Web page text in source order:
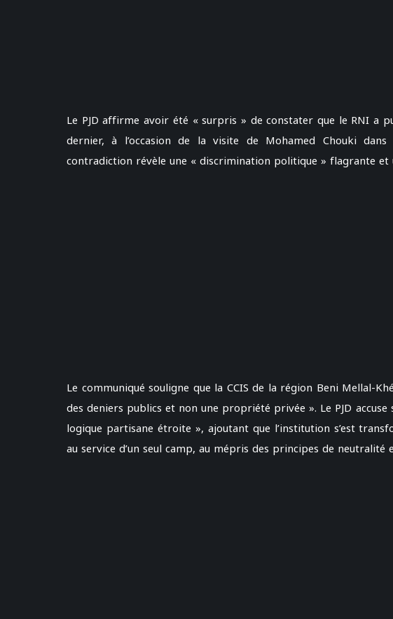
Le PJD affirme avoir été « surpris » de constater que le RNI a
dernier, à l’occasion de la visite de Mohamed Chouki
contradiction révèle une « discrimination politique » flagrante et
Le communiqué souligne que la CCIS de la région Beni Mellal-
des deniers publics et non une propriété privée ». Le PJD
logique partisane étroite », ajoutant que l’institution s’est
au service d’un seul camp, au mépris des principes de neutralité